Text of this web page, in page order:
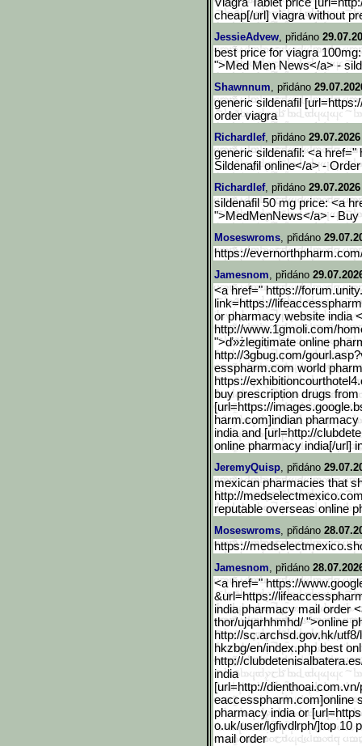
cheap[/url] viagra without
JessieAdvew, přidáno
best price for viagra
">Med Men News</a> -
Shawnnum, přidáno
generic sildenafil
order viagra
Richardlef, přidáno
generic sildenafil: <a
Sildenafil online</a> -
Richardlef, přidáno
sildenafil 50 mg price: <a
">MedMenNews</a> - Buy
Moseswroms, přidáno
https://
Jamesnom, přidáno
<a href=" https://
link=https://lifeaccesspha
or pharmacy website india
http://www.1gmoli.com/
">ď»żlegitimate online
http://3gbug.com/gourl.as
esspharm.com world
https://exhibitioncourthotel4.
buy prescription drugs from
[url=https://images.googl
harm.com]indian
india and [url=http://
online pharmacy india[/url]
JeremyQuisp, přidáno
mexican pharmacies that
http://
reputable overseas online
Moseswroms, přidáno
https://
Jamesnom, přidáno
<a href=" https://
&url=https://
india pharmacy mail order
thor/ujqarhhmhd/ ">online
http://sc.archsd.gov.hk/u
hkzbg/en/index.php best
http://
india
[url=http://dienthoai.com.vn/
eaccesspharm.com]online
pharmacy india or
o.uk/user/lgfivdlrph/]top 10
mail order